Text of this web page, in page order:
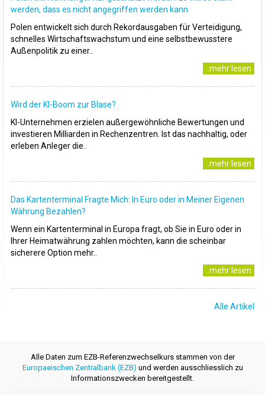
werden, dass es nicht angegriffen werden kann
Polen entwickelt sich durch Rekordausgaben für Verteidigung,
schnelles Wirtschaftswachstum und eine selbstbewusstere
Außenpolitik zu einer..
..mehr lesen
Wird der KI-Boom zur Blase?
KI-Unternehmen erzielen außergewöhnliche Bewertungen und
investieren Milliarden in Rechenzentren. Ist das nachhaltig, oder
erleben Anleger die..
..mehr lesen
Das Kartenterminal Fragte Mich: In Euro oder in Meiner Eigenen
Währung Bezahlen?
Wenn ein Kartenterminal in Europa fragt, ob Sie in Euro oder in
Ihrer Heimatwährung zahlen möchten, kann die scheinbar
sicherere Option mehr..
..mehr lesen
Alle Artikel
Alle Daten zum EZB-Referenzwechselkurs stammen von der
Europaeischen Zentralbank (EZB) und werden ausschliesslich zu
Informationszwecken bereitgestellt.